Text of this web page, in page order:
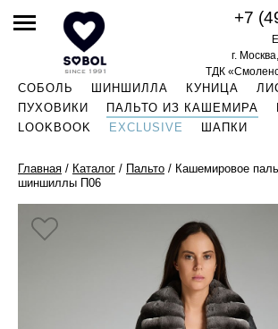
СОБОЛЬ ШИНШИЛЛА КУНИЦА
ПУХОВИКИ
ПАЛЬТО ИЗ КАШЕМИРА
LOOKBOOK
EXCLUSIVE ШАПКИ
+7
г.
ТДК
Главная / Каталог / Пальто / Кашемировое
шиншиллы П06